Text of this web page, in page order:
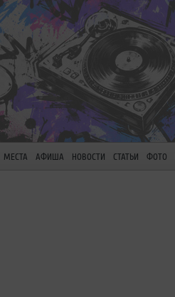
МЕСТА АФИША НОВОСТИ СТАТЬИ ФОТО